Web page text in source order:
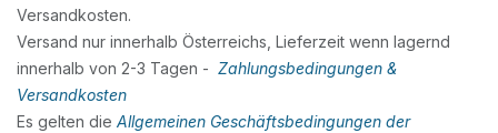
Versandkosten.
Versand nur innerhalb Österreichs, Lieferzeit wenn lagernd
innerhalb von 2-3 Tagen - Zahlungsbedingungen &
Versandkosten
Es gelten die Allgemeinen Geschäftsbedingungen der